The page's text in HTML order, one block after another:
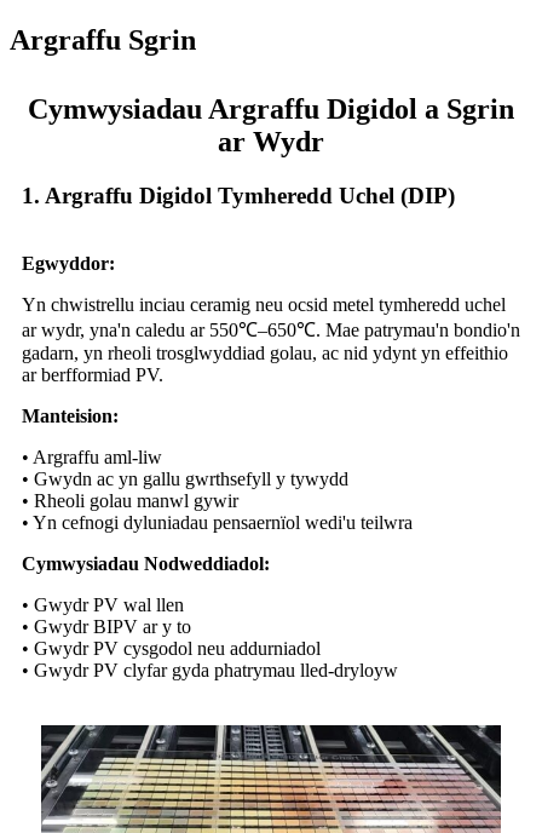
Argraffu Sgrin
Cymwysiadau Argraffu Digidol a Sgrin
ar Wydr
1. Argraffu Digidol Tymheredd Uchel (DIP)
Egwyddor:
Yn chwistrellu inciau ceramig neu ocsid metel tymheredd uchel
ar wydr, yna'n caledu ar 550℃–650℃. Mae patrymau'n bondio'n
gadarn, yn rheoli trosglwyddiad golau, ac nid ydynt yn effeithio
ar berfformiad PV.
Manteision:
• Argraffu aml-liw
• Gwydn ac yn gallu gwrthsefyll y tywydd
• Rheoli golau manwl gywir
• Yn cefnogi dyluniadau pensaernïol wedi'u teilwra
Cymwysiadau Nodweddiadol:
• Gwydr PV wal llen
• Gwydr BIPV ar y to
• Gwydr PV cysgodol neu addurniadol
• Gwydr PV clyfar gyda phatrymau lled-dryloyw